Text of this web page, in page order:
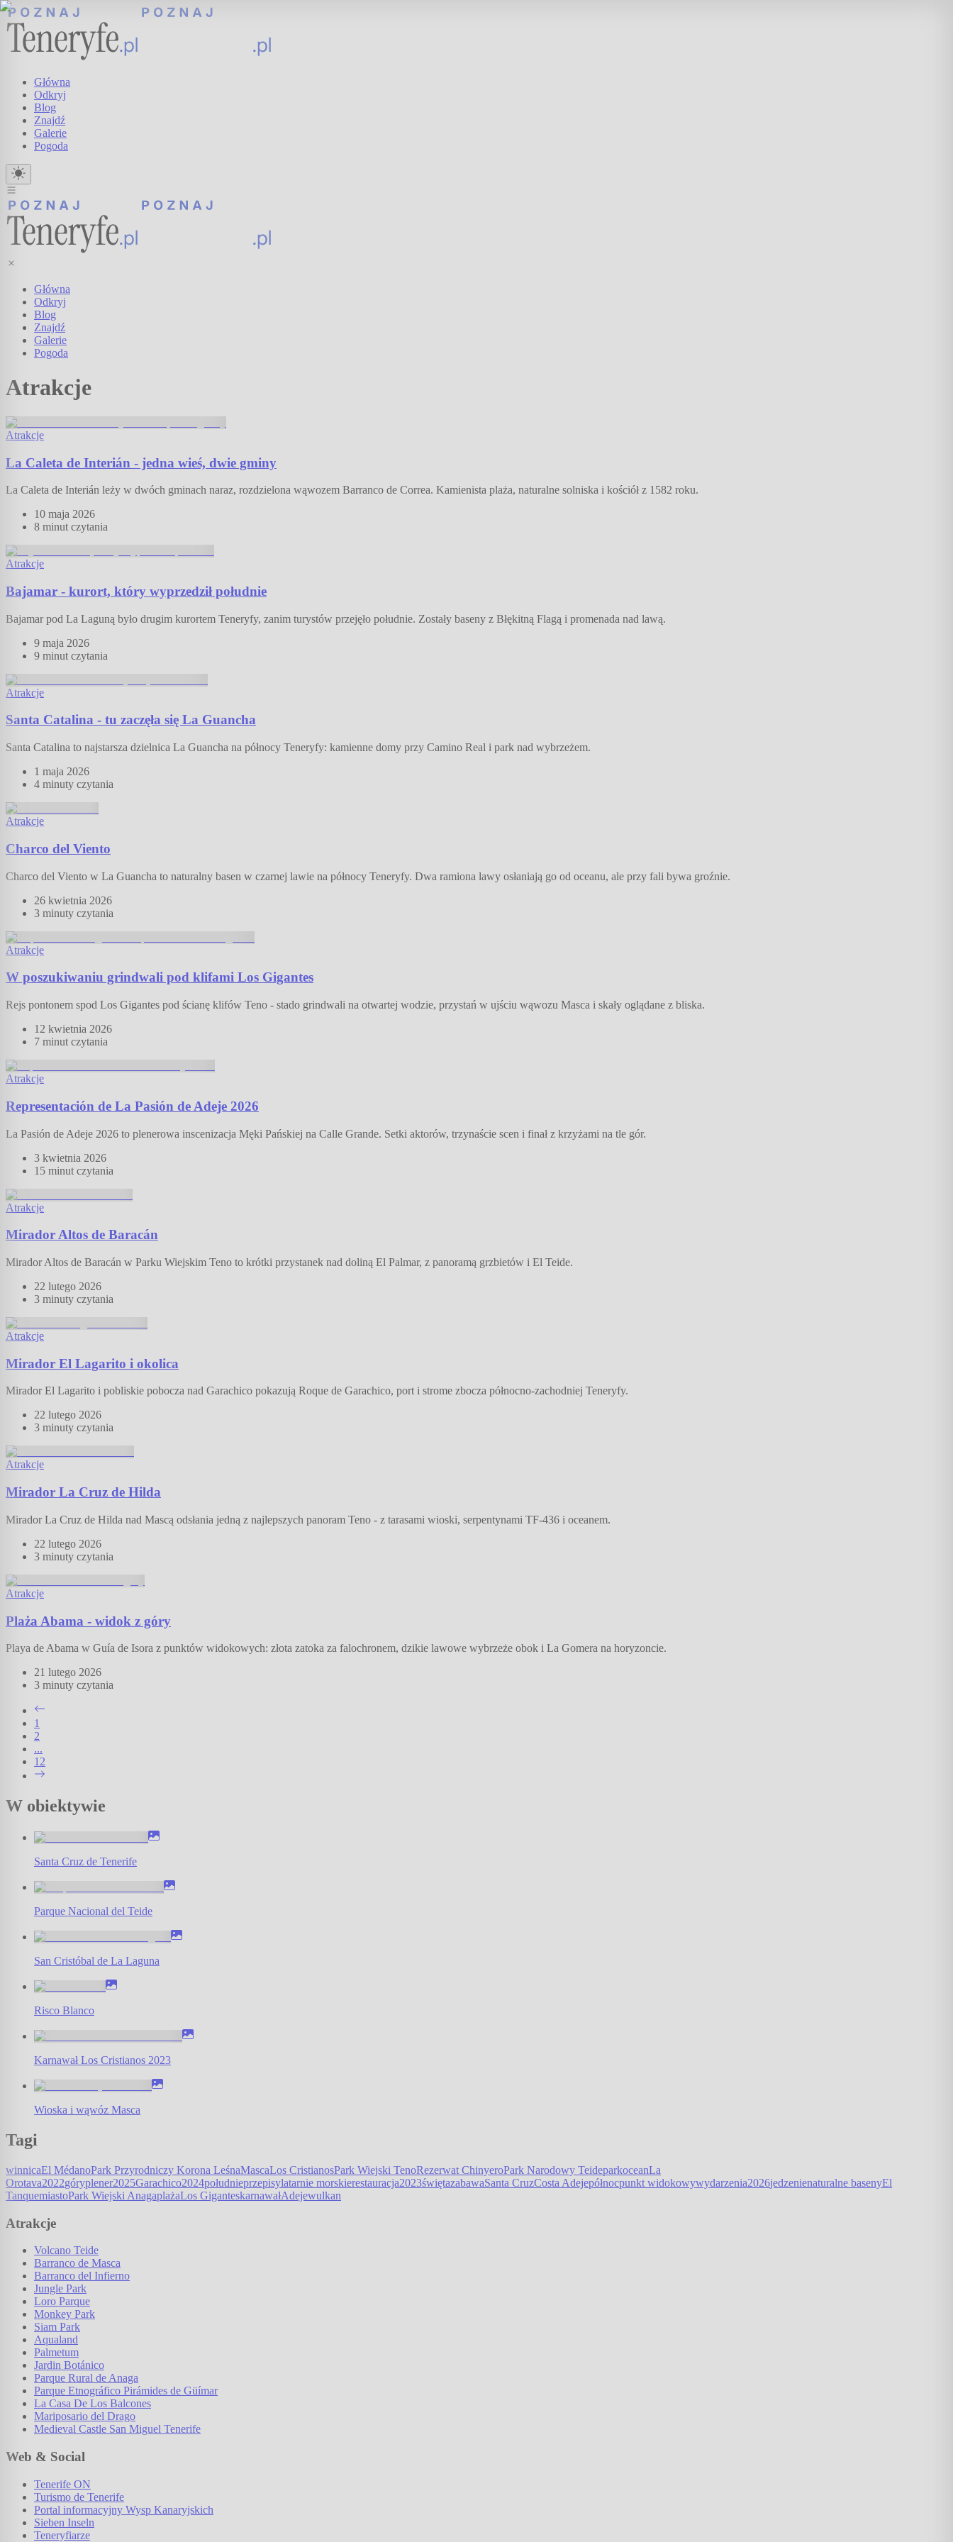
Główna
Odkryj
Blog
Znajdź
Galerie
Pogoda
Główna
Odkryj
Blog
Znajdź
Galerie
Pogoda
Atrakcje
Atrakcje
La Caleta de Interián - jedna wieś, dwie gminy
La Caleta de Interián leży w dwóch gminach naraz, rozdzielona wąwozem Barranco de Correa. Kamienista plaża, naturalne solniska i kościół z 1582 roku.
10 maja 2026
8 minut czytania
Atrakcje
Bajamar - kurort, który wyprzedził południe
Bajamar pod La Laguną było drugim kurortem Teneryfy, zanim turystów przejęło południe. Zostały baseny z Błękitną Flagą i promenada nad lawą.
9 maja 2026
9 minut czytania
Atrakcje
Santa Catalina - tu zaczęła się La Guancha
Santa Catalina to najstarsza dzielnica La Guancha na północy Teneryfy: kamienne domy przy Camino Real i park nad wybrzeżem.
1 maja 2026
4 minuty czytania
Atrakcje
Charco del Viento
Charco del Viento w La Guancha to naturalny basen w czarnej lawie na północy Teneryfy. Dwa ramiona lawy osłaniają go od oceanu, ale przy fali bywa groźnie.
26 kwietnia 2026
3 minuty czytania
Atrakcje
W poszukiwaniu grindwali pod klifami Los Gigantes
Rejs pontonem spod Los Gigantes pod ścianę klifów Teno - stado grindwali na otwartej wodzie, przystań w ujściu wąwozu Masca i skały oglądane z bliska.
12 kwietnia 2026
7 minut czytania
Atrakcje
Representación de La Pasión de Adeje 2026
La Pasión de Adeje 2026 to plenerowa inscenizacja Męki Pańskiej na Calle Grande. Setki aktorów, trzynaście scen i finał z krzyżami na tle gór.
3 kwietnia 2026
15 minut czytania
Atrakcje
Mirador Altos de Baracán
Mirador Altos de Baracán w Parku Wiejskim Teno to krótki przystanek nad doliną El Palmar, z panoramą grzbietów i El Teide.
22 lutego 2026
3 minuty czytania
Atrakcje
Mirador El Lagarito i okolica
Mirador El Lagarito i pobliskie pobocza nad Garachico pokazują Roque de Garachico, port i strome zbocza północno-zachodniej Teneryfy.
22 lutego 2026
3 minuty czytania
Atrakcje
Mirador La Cruz de Hilda
Mirador La Cruz de Hilda nad Mascą odsłania jedną z najlepszych panoram Teno - z tarasami wioski, serpentynami TF-436 i oceanem.
22 lutego 2026
3 minuty czytania
Atrakcje
Plaża Abama - widok z góry
Playa de Abama w Guía de Isora z punktów widokowych: złota zatoka za falochronem, dzikie lawowe wybrzeże obok i La Gomera na horyzoncie.
21 lutego 2026
3 minuty czytania
1
2
...
12
W obiektywie
Santa Cruz de Tenerife
Parque Nacional del Teide
San Cristóbal de La Laguna
Risco Blanco
Karnawał Los Cristianos 2023
Wioska i wąwóz Masca
Tagi
winnicaEl MédanoPark Przyrodniczy Korona LeśnaMascaLos CristianosPark Wiejski TenoRezerwat ChinyeroPark Narodowy TeideparkoceanLa
Orotava2022góryplener2025Garachico2024południeprzepisylatarnie morskierestauracja2023świętazabawaSanta CruzCosta Adejepółnocpunkt widokowywydarzenia2026jedzenienaturalne basenyEl
TanquemiastoPark Wiejski AnagaplażaLos GiganteskarnawałAdejewulkan
Atrakcje
Volcano Teide
Barranco de Masca
Barranco del Infierno
Jungle Park
Loro Parque
Monkey Park
Siam Park
Aqualand
Palmetum
Jardin Botánico
Parque Rural de Anaga
Parque Etnográfico Pirámides de Güímar
La Casa De Los Balcones
Mariposario del Drago
Medieval Castle San Miguel Tenerife
Web & Social
Tenerife ON
Turismo de Tenerife
Portal informacyjny Wysp Kanaryjskich
Sieben Inseln
Teneryfiarze